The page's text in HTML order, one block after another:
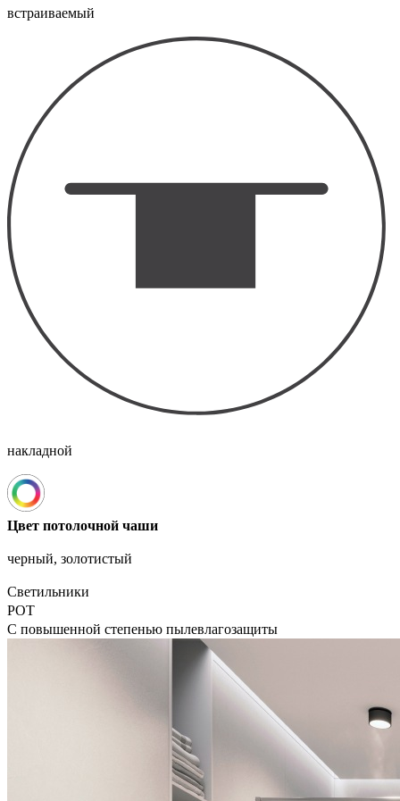
встраиваемый
накладной
Цвет потолочной чаши
черный, золотистый
Светильники
POT
С повышенной степенью пылевлагозащиты